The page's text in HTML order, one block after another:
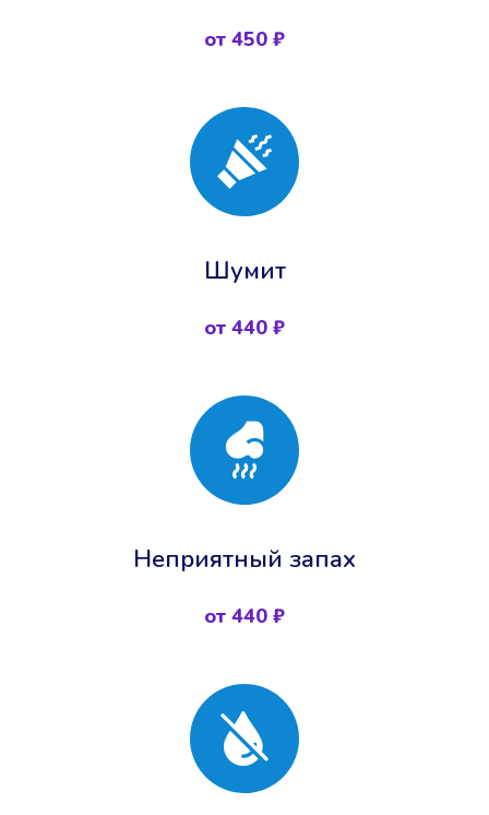
от 450 ₽
Шумит
от 440 ₽
Неприятный запах
от 440 ₽